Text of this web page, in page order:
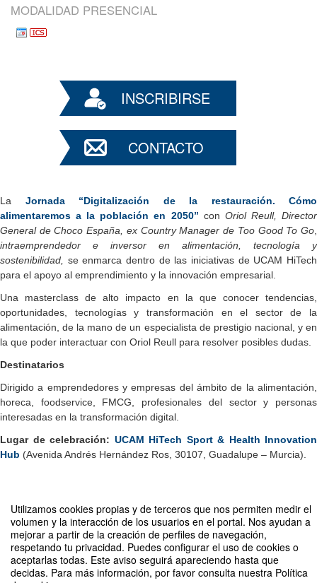
Utilizamos cookies propias y de terceros que nos permiten medir el
volumen y la interacción de los usuarios en el portal. Nos ayudan a
mejorar a partir de la creación de perfiles de navegación,
respetando tu privacidad. Puedes configurar el uso de cookies o
aceptarlas todas. Este aviso seguirá apareciendo hasta que
decidas. Para más información, por favor consulta nuestra Política
MODALIDAD PRESENCIAL
INSCRIBIRSE
CONTACTO
La Jornada “Digitalización de la restauración. Cómo
alimentaremos a la población en 2050” con Oriol Reull, Director
General de Choco España, ex Country Manager de Too Good To Go
intraemprendedor e inversor en alimentación, tecnología y
sostenibilidad,
seenmarca dentro de las iniciativas de UCAM HiTech
para el apoyo al emprendimiento y la innovación empresarial.
Una masterclass de alto impacto en la que conocer tendencias,
oportunidades, tecnologías y transformación en el sector de la
alimentación, de la mano de un especialista de prestigio nacional, y en
la que poder interactuar con Oriol Reull para resolver posibles dudas.
Destinatarios
Dirigido a emprendedores y empresas del ámbito de la alimentación,
horeca, foodservice, FMCG, profesionales del sector y personas
interesadas en la transformación digital.
Lugar de celebración: UCAM HiTech Sport & Health Innovation
Hub (Avenida Andrés Hernández Ros, 30107, Guadalupe – Murcia).
Compartir por email